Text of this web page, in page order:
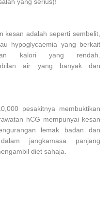
kesan adalah seperti sembelit,
hypoglycaemia yang berkait
kalori yang rendah.
air yang banyak dan
pesakitnya membuktikan
hCG mempunyai kesan
lemak badan dan
jangkamasa panjang
diet sahaja.